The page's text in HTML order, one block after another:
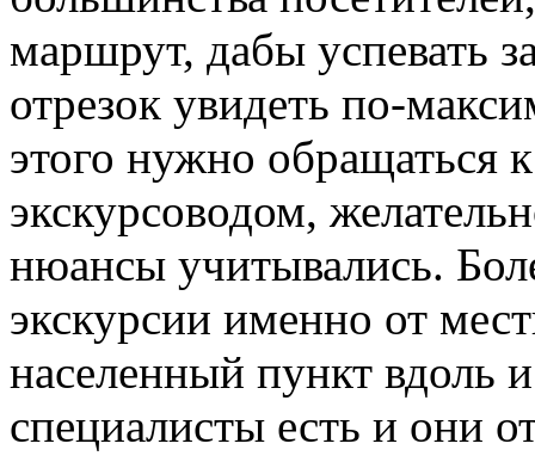
маршрут, дабы успевать
отрезок увидеть по-
этого нужно обращаться
экскурсоводом,
нюансы учитывались.
экскурсии именно от
населенный пункт вдоль
специалисты есть и они